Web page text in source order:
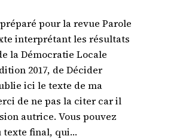
préparé pour la revue Parole
interprétant les résultats
la Démocratie Locale
2017, de Décider
ici le texte de ma
de ne pas la citer car il
autrice. Vous pouvez
texte final, qui…